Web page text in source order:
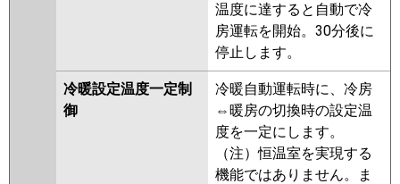
温度に達すると自動で冷
房運転を開始。30分後に
停止します。
冷暖設定温度一定制
御
冷暖自動運転時に、冷房
⇔暖房の切換時の設定温
度を一定にします。
（注）恒温室を実現する
機能ではありません。ま